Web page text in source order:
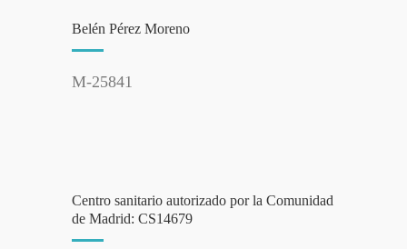
Belén Pérez Moreno
M-25841
Centro sanitario autorizado por la Comunidad
de Madrid: CS14679